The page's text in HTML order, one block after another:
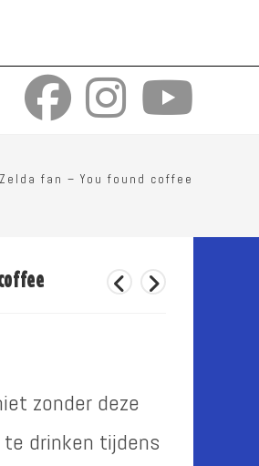
fan – You found coffee
zonder deze
drinken tijdens